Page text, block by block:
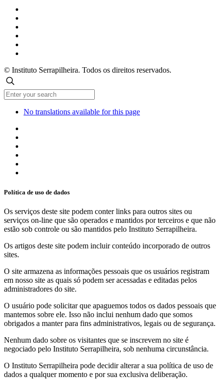
© Instituto Serrapilheira. Todos os direitos reservados.
No translations available for this page
Política de uso de dados
Os serviços deste site podem conter links para outros sites ou
serviços on-line que são operados e mantidos por terceiros e que não
estão sob controle ou são mantidos pelo Instituto Serrapilheira.
Os artigos deste site podem incluir conteúdo incorporado de outros
sites.
O site armazena as informações pessoais que os usuários registram
em nosso site as quais só podem ser acessadas e editadas pelos
administradores do site.
O usuário pode solicitar que apaguemos todos os dados pessoais que
mantemos sobre ele. Isso não inclui nenhum dado que somos
obrigados a manter para fins administrativos, legais ou de segurança.
Nenhum dado sobre os visitantes que se inscrevem no site é
negociado pelo Instituto Serrapilheira, sob nenhuma circunstância.
O Instituto Serrapilheira pode decidir alterar a sua política de uso de
dados a qualquer momento e por sua exclusiva deliberação.